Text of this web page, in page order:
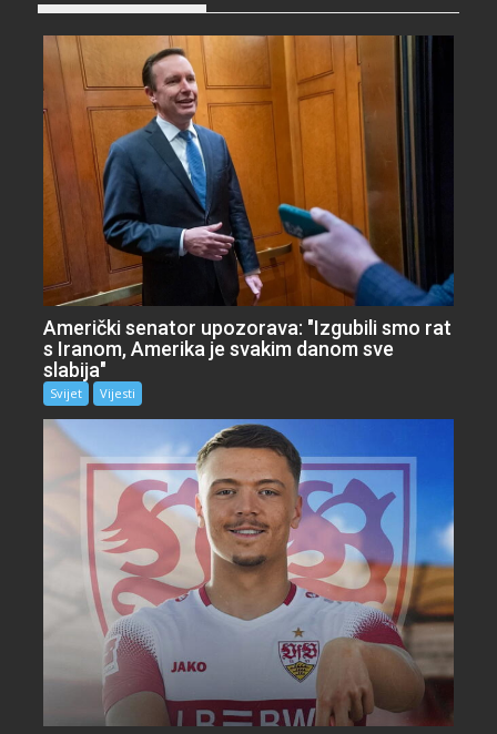
Američki senator upozorava: "Izgubili smo rat
s Iranom, Amerika je svakim danom sve
slabija"
Svijet Vijesti